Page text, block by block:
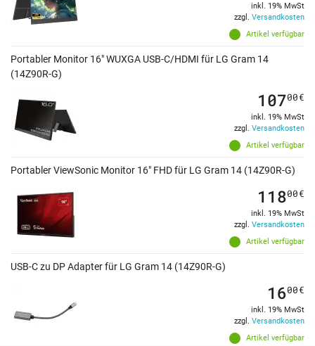
Artikel verfügbar
inkl. 19% MwSt
zzgl. Versandkosten
Portabler Monitor 16" WUXGA USB-C/HDMI für LG Gram 14
(14Z90R-G)
Artikel verfügbar
10700€
inkl. 19% MwSt
zzgl. Versandkosten
Portabler ViewSonic Monitor 16" FHD für LG Gram 14 (14Z90R-G)
Artikel verfügbar
11800€
inkl. 19% MwSt
zzgl. Versandkosten
USB-C zu DP Adapter für LG Gram 14 (14Z90R-G)
Artikel verfügbar
1600€
inkl. 19% MwSt
zzgl. Versandkosten